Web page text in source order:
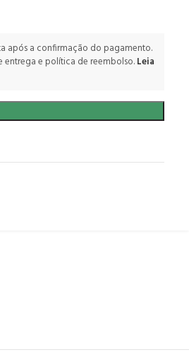
após a confirmação do pagamento.
entrega e política de reembolso.Leia